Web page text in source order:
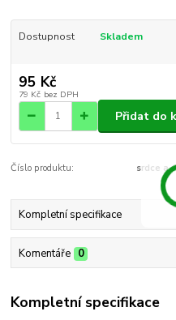
Dostupnost Skladem
95 Kč
79 Kč bez DPH
Přidat do
Číslo produktu: srdce a
Kompletní specifikace
Komentáře 0
Kompletní specifikace